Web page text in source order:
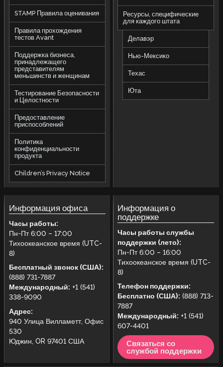
STAMP Правила оценивания
Правила прохождения
тестов Avant
Поддержка бизнеса,
принадлежащего
представителям
меньшинств и женщинам
Тестирование Безопасности
и Целостности
Предоставление
приспособлений
Политика
конфиденциальности
продукта
Children’s Privacy Notice
Ресурсы, специфические
для каждого штата
Делавэр
Нью-Мексико
Техас
Юта
Информация офиса
Часы работы:
Пн-Пт 6:00 – 17:00
Тихоокеанское время (UTC-
8)
Бесплатный звонок (США):
(888) 731-7887
Международный: +1 (541)
338-9090
Адрес:
940 Улица Вилламетт, Офис
530
Юджин, OR 97401 США
Информация о
поддержке
Часы работы службы
поддержки (лето):
Пн-Пт 6:00 – 16:00
Тихоокеанское время (UTC-
8)
Телефон поддержки:
Бесплатно (США): (888) 713-
7887
Международный: +1 (541)
607-4401
Связаться со
службой поддержки